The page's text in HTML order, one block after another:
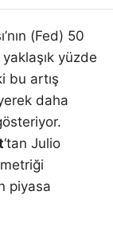
(Fed) 50
yüzde
bu artış
daha
‘tan Julio
piyasa